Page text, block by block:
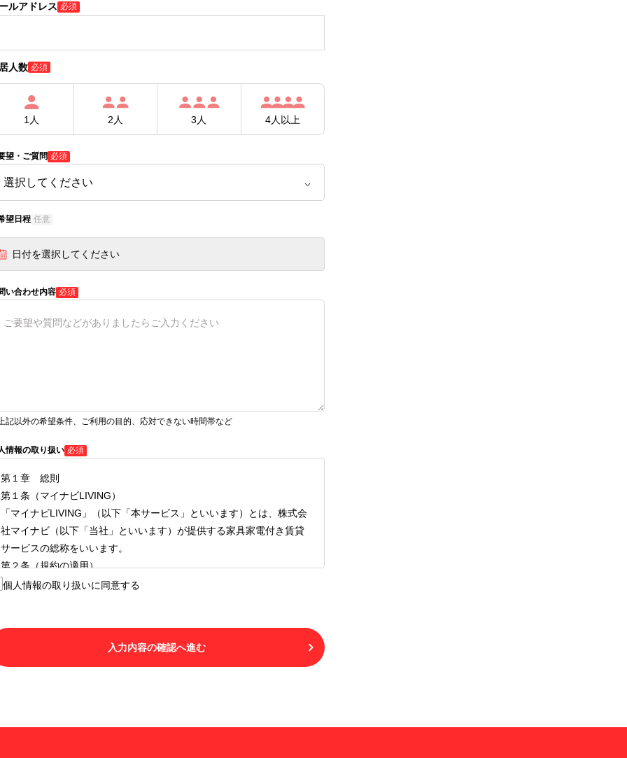
ルアドレス 必須
人数 必須
1人 2人 3人 4人以上
望・ご質問 必須
望日程 任意
日付を選択してください
い合わせ内容 必須
記以外の希望条件、ご利用の目的、応対できない時間帯など
情報の取り扱い 必須
第１章 総則
第１条（マイナビLIVING）
「マイナビLIVING」（以下「本サービス」といいます）とは、株式会
社マイナビ（以下「当社」といいます）が提供する家具家電付き賃貸
サービスの総称をいいます。
第２条（規約の適用）
１.本サービスを利用する者（以下「利用者」といいます）は、本サー
をもってのみ認められるものとし、不承諾の場合には、本サービスを
利用することはできません。
個人情報の取り扱いに同意する
入力内容の確認へ進む